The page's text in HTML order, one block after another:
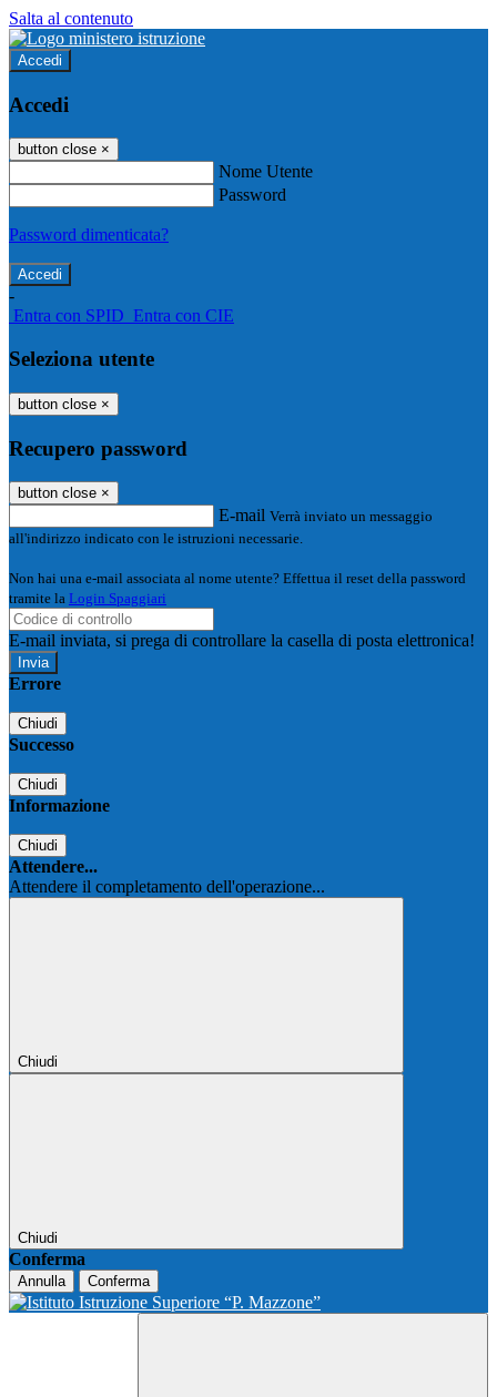
Salta al contenuto
Accedi
Accedi
button close ×
Nome Utente
Password
Password dimenticata?
-
Entra con SPID Entra con CIE
Seleziona utente
button close ×
Recupero password
button close ×
E-mail Verrà inviato un messaggio
all'indirizzo indicato con le istruzioni necessarie.
Non hai una e-mail associata al nome utente? Effettua il reset della password
tramite la Login Spaggiari
E-mail inviata, si prega di controllare la casella di posta elettronica!
Errore
Chiudi
Successo
Chiudi
Informazione
Chiudi
Attendere...
Attendere il completamento dell'operazione...
Chiudi
Chiudi
Conferma
Annulla Conferma